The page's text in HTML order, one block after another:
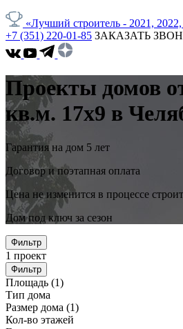
«Лучший строитель - 2021,
+7 (351) 220-01-85 ЗАКАЗАТЬ
Проекты домов
кв.м. 17x9 в
Гарантия на дом 5 лет
Договор и поэтапная оплата
Цена не изменится в процессе
Дом под ключ за сезон
Фильтр
1 проект
Фильтр
Площадь (1)
Тип дома
Размер дома (1)
Кол-во этажей